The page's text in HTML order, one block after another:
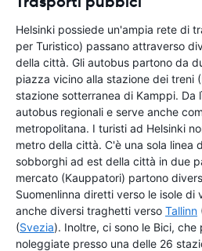
Helsinki possiede un'ampia rete di
per Turistico) passano attraverso
della città. Gli autobus partono da
piazza vicino alla stazione dei treni
stazione sotterranea di Kamppi. Da
autobus regionali e serve anche
metropolitana. I turisti ad Helsinki
metro della città. C'è una sola linea
sobborghi ad est della città in due
mercato (Kauppatori) partono
Suomenlinna diretti verso le isole di
anche diversi traghetti verso Tallinn
(Svezia). Inoltre, ci sono le Bici, che
noleggiate presso una delle 26